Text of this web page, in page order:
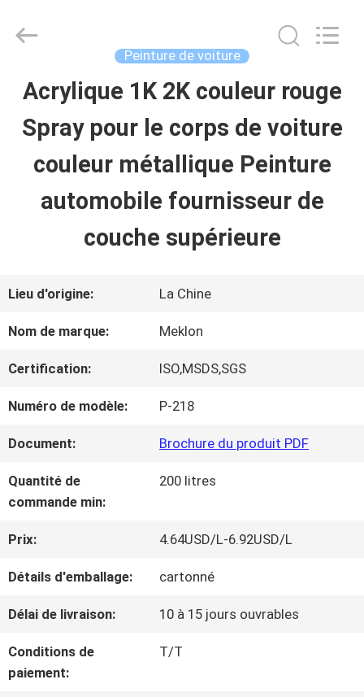
APERÇU
PRODUITS
VIDÉOS
PROPOS
VISITE
D'USINE
CONTRÔLE
DE
LA
QUALITÉ
Meklon
Rights
Reserved.
Peinture de voiture
Acrylique 1K 2K couleur rouge
Spray pour le corps de voiture
couleur métallique Peinture
automobile fournisseur de
couche supérieure
Lieu d'origine: La Chine
Nom de marque: Meklon
Certification: ISO,MSDS,SGS
Numéro de modèle: P-218
Document: Brochure du produit PDF
Quantité de
commande min:
200 litres
Prix: 4.64USD/L-6.92USD/L
Détails d'emballage: cartonné
Délai de livraison: 10 à 15 jours ouvrables
Conditions de
paiement:
T/T